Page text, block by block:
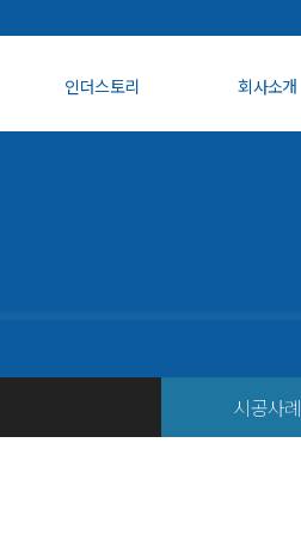
인더스토리 회사소개
시공사례